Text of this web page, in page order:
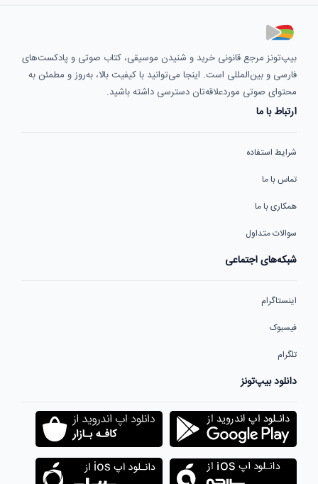
بیپ‌تونز مرجع قانونی خرید و شنیدن موسیقی، کتاب صوتی و پادکست‌های
فارسی و بین‌المللی است. اینجا می‌توانید با کیفیت بالا، به‌روز و مطمئن به
محتوای صوتی موردعلاقه‌تان دسترسی داشته باشید.
ارتباط با ما
شرایط استفاده
تماس با ما
همکاری با ما
سوالات متداول
شبکه‌های اجتماعی
اینستاگرام
فیسبوک
تلگرام
دانلود بیپ‌تونز